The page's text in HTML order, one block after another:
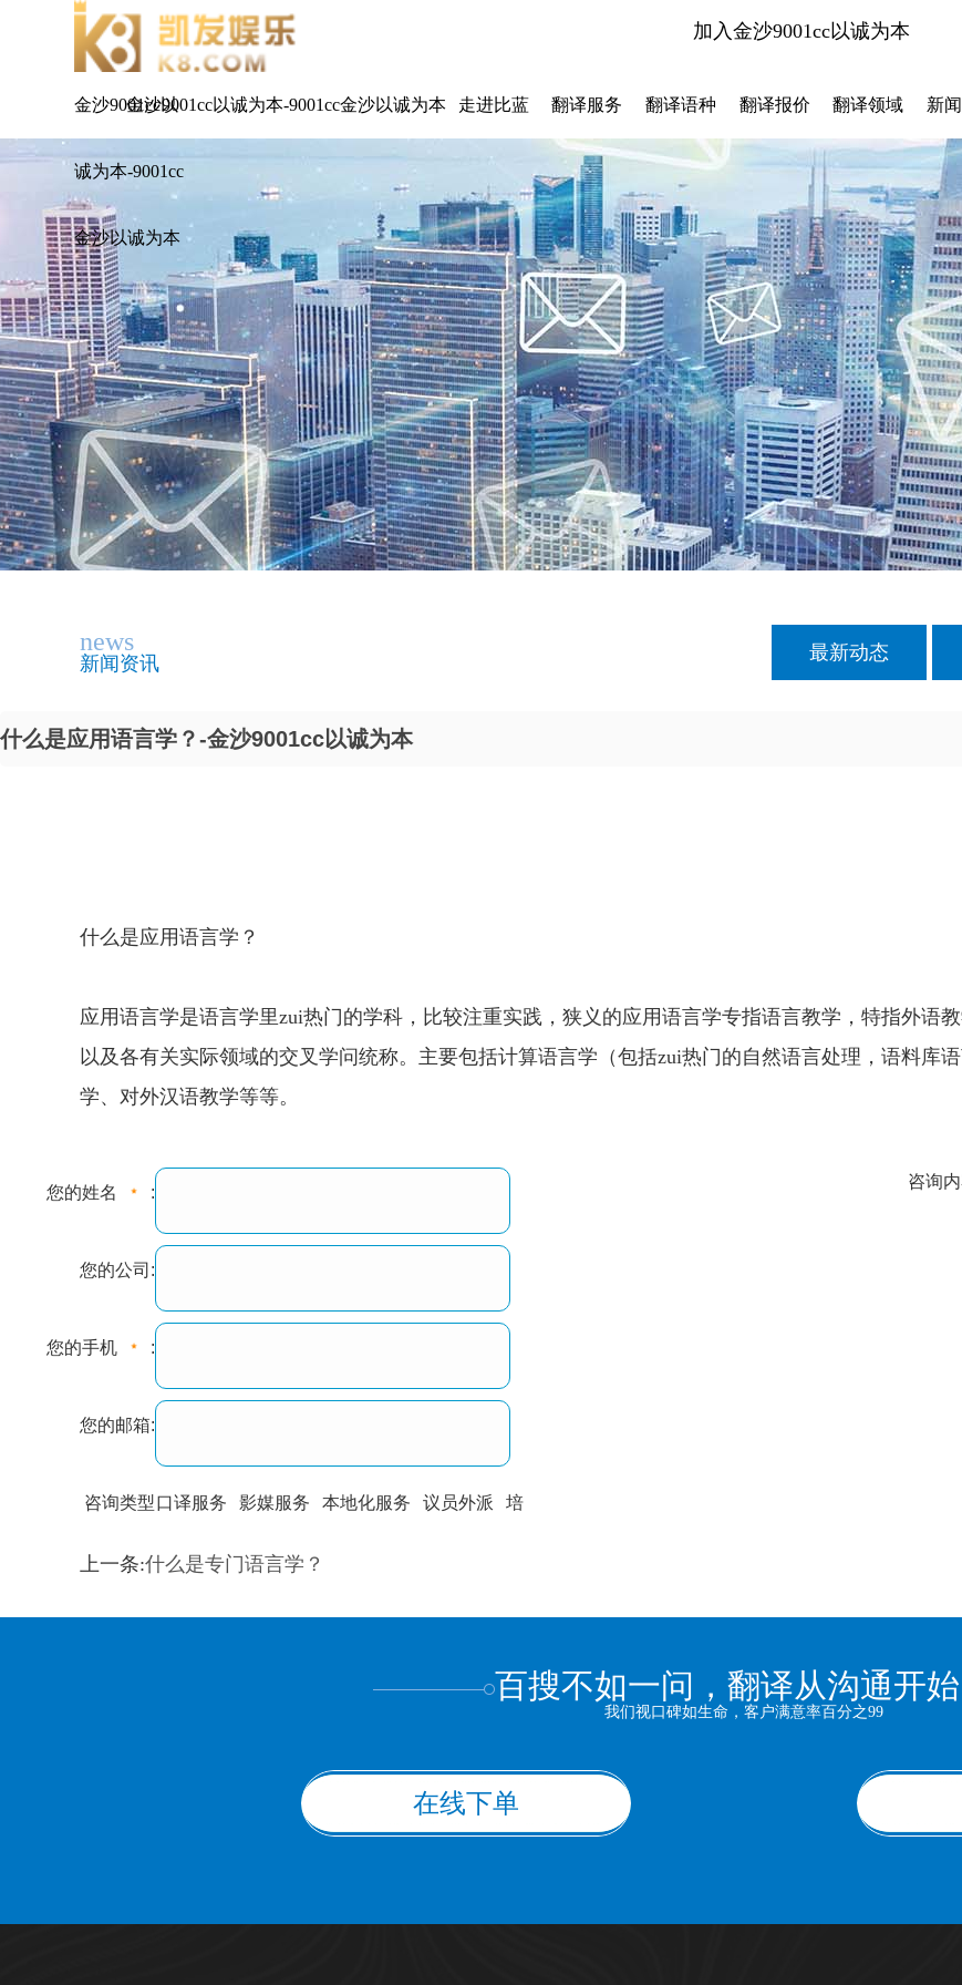
加入金沙9001cc以诚为本
金沙9001cc以
诚为本-9001cc
金沙以诚为本
金沙9001cc以诚为本-9001cc金沙以诚为本 走进比蓝 翻译服务 翻译语种 翻译报价 翻译领域 新
news
新闻资讯 最新动态
什么是应用语言学？-金沙9001cc以诚为本
什么是应用语言学？
应用语言学是语言学里zui热门的学科，比较注重实践，狭义的应用语言学专指语言教学，特指外语
以及各有关实际领域的交叉学问统称。主要包括计算语言学（包括zui热门的自然语言处理，语料库
学、对外汉语教学等等。
您的姓名 :
您的公司:
您的手机 :
您的邮箱:
咨询类型口译服务 影媒服务 本地化服务 议员外派 培
训翻译 标准级 专业级
咨询
上一条:什么是专门语言学？
百搜不如一问，翻译从沟通开始
我们视口碑如生命，客户满意率百分之99
在线下单